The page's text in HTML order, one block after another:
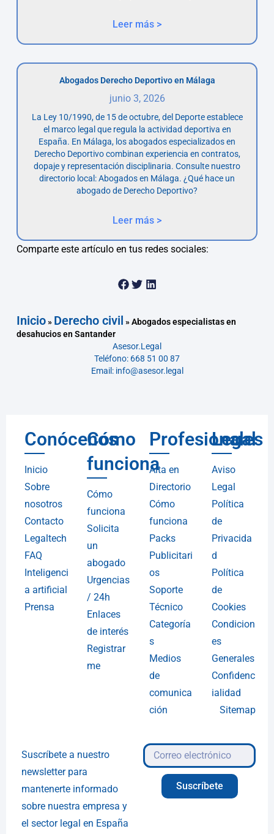
Leer más >
Abogados Derecho Deportivo en Málaga
junio 3, 2026
La Ley 10/1990, de 15 de octubre, del Deporte establece
el marco legal que regula la actividad deportiva en
España. En Málaga, los abogados especializados en
Derecho Deportivo combinan experiencia en contratos,
dopaje y representación disciplinaria. Consulte nuestro
directorio local: Abogados en Málaga. ¿Qué hace un
abogado de Derecho Deportivo?
Leer más >
Comparte este artículo en tus redes sociales:
Inicio» Derecho civil »Abogados especialistas en
desahucios en Santander
Asesor.Legal
Teléfono: 668 51 00 87
Email: info@asesor.legal
Conócenos
Inicio
Sobre
nosotros
Contacto
Legaltech
FAQ
Inteligenci
a artificial
Prensa
Cómo
funciona
Cómo
funciona
Solicita
un
abogado
Urgencias
/ 24h
Enlaces
de interés
Registrar
me
Profesionales
Alta en
Directorio
Cómo
funciona
Packs
Publicitari
os
Soporte
Técnico
Categoría
s
Medios
de
comunica
ción
Legal
Aviso
Legal
Política
de
Privacida
d
Política
de
Cookies
Condicion
es
Generales
Confidenc
ialidad
Sitemap
Suscríbete a nuestro
newsletter para
mantenerte informado
sobre nuestra empresa y
el sector legal en España
Suscríbete